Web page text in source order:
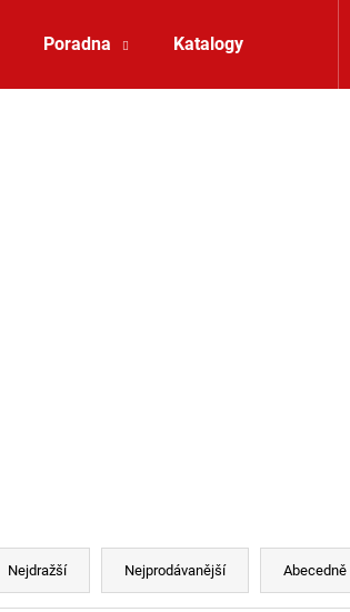
Poradna Katalogy
Nejdražší Nejprodávanější Abecedně